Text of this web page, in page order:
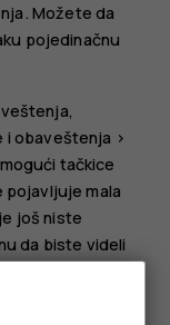
. Možete da
pojedinačnu
i obaveštenja >
tačkice
pojavljuje mala
još niste
da biste videli
prstom da